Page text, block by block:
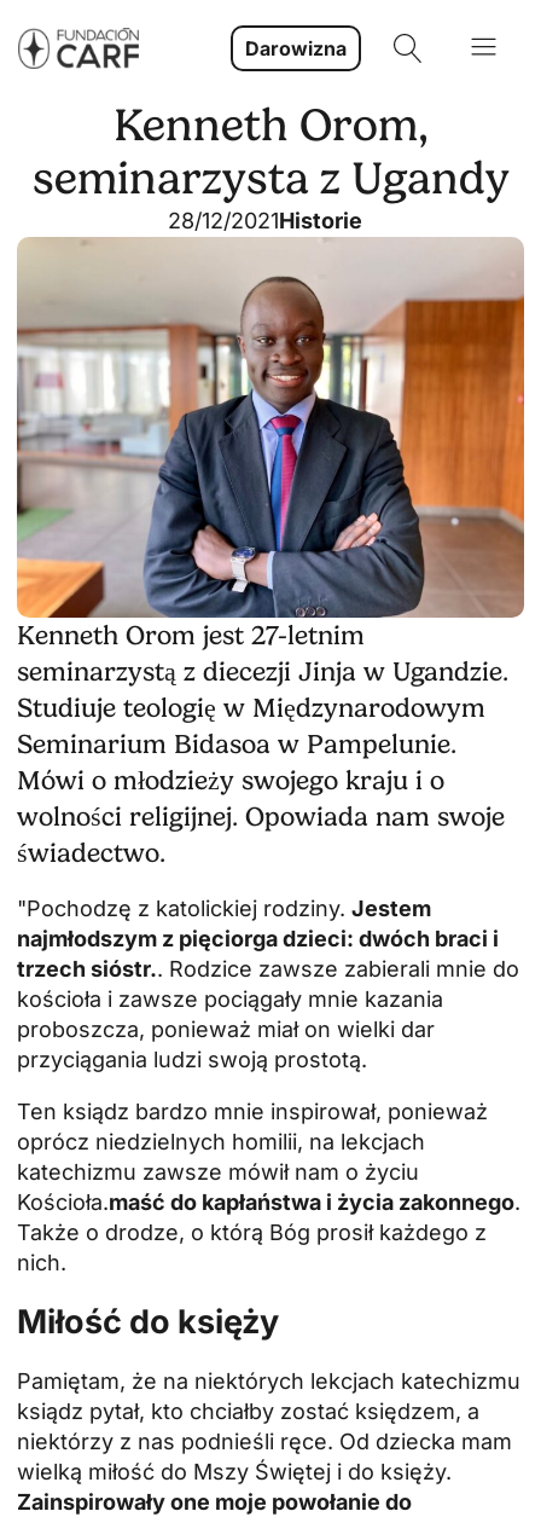
Darowizna
Kenneth Orom,
seminarzysta z Ugandy
28/12/2021Historie
Kenneth Orom jest 27-letnim
seminarzystą z diecezji Jinja w Ugandzie.
Studiuje teologię w Międzynarodowym
Seminarium Bidasoa w Pampelunie.
Mówi o młodzieży swojego kraju i o
wolności religijnej. Opowiada nam swoje
świadectwo.
"Pochodzę z katolickiej rodziny. Jestem
najmłodszym z pięciorga dzieci: dwóch braci i
trzech sióstr.. Rodzice zawsze zabierali mnie do
kościoła i zawsze pociągały mnie kazania
proboszcza, ponieważ miał on wielki dar
przyciągania ludzi swoją prostotą.
Ten ksiądz bardzo mnie inspirował, ponieważ
oprócz niedzielnych homilii, na lekcjach
katechizmu zawsze mówił nam o życiu
Kościoła.maść do kapłaństwa i życia zakonnego.
Także o drodze, o którą Bóg prosił każdego z
nich.
Miłość do księży
Pamiętam, że na niektórych lekcjach katechizmu
ksiądz pytał, kto chciałby zostać księdzem, a
niektórzy z nas podnieśli ręce. Od dziecka mam
wielką miłość do Mszy Świętej i do księży.
Zainspirowały one moje powołanie do